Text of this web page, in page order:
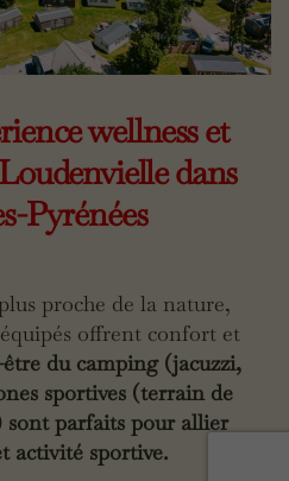
wellness et
dans
Pyrénées
proche de la nature,
offrent confort et
être du camping (jacuzzi,
sportives (terrain de
sont parfaits pour allier
activité sportive.